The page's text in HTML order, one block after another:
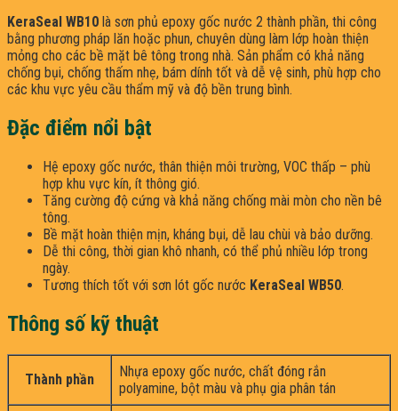
KeraSeal WB10 là sơn phủ epoxy gốc nước 2 thành phần, thi công
bằng phương pháp lăn hoặc phun, chuyên dùng làm lớp hoàn thiện
mỏng cho các bề mặt bê tông trong nhà. Sản phẩm có khả năng
chống bụi, chống thấm nhẹ, bám dính tốt và dễ vệ sinh, phù hợp cho
các khu vực yêu cầu thẩm mỹ và độ bền trung bình.
Đặc điểm nổi bật
Hệ epoxy gốc nước, thân thiện môi trường, VOC thấp – phù
hợp khu vực kín, ít thông gió.
Tăng cường độ cứng và khả năng chống mài mòn cho nền bê
tông.
Bề mặt hoàn thiện mịn, kháng bụi, dễ lau chùi và bảo dưỡng.
Dễ thi công, thời gian khô nhanh, có thể phủ nhiều lớp trong
ngày.
Tương thích tốt với sơn lót gốc nước KeraSeal WB50.
Thông số kỹ thuật
Thành phần
Nhựa epoxy gốc nước, chất đóng rắn
polyamine, bột màu và phụ gia phân tán